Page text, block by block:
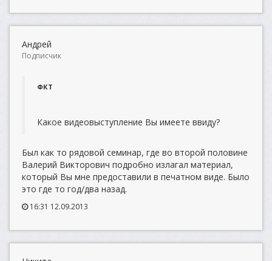
Андрей
Подписчик
ФКТ
Какое видеовыступление Вы имеете ввиду?
Был как то рядовой семинар, где во второй половине
Валерий Викторович подробно излагал материал,
который Вы мне предоставили в печатном виде. Было
это где то год/два назад.
16:31 12.09.2013